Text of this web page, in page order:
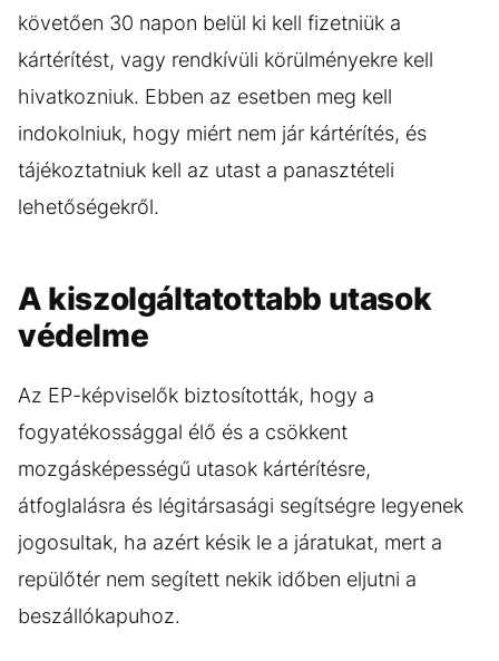
követően 30 napon belül ki kell fizetniük a
kártérítést, vagy rendkívüli körülményekre kell
hivatkozniuk. Ebben az esetben meg kell
indokolniuk, hogy miért nem jár kártérítés, és
tájékoztatniuk kell az utast a panasztételi
lehetőségekről.
A kiszolgáltatottabb utasok
védelme
Az EP-képviselők biztosították, hogy a
fogyatékossággal élő és a csökkent
mozgásképességű utasok kártérítésre,
átfoglalásra és légitársasági segítségre legyenek
jogosultak, ha azért késik le a járatukat, mert a
repülőtér nem segített nekik időben eljutni a
beszállókapuhoz.